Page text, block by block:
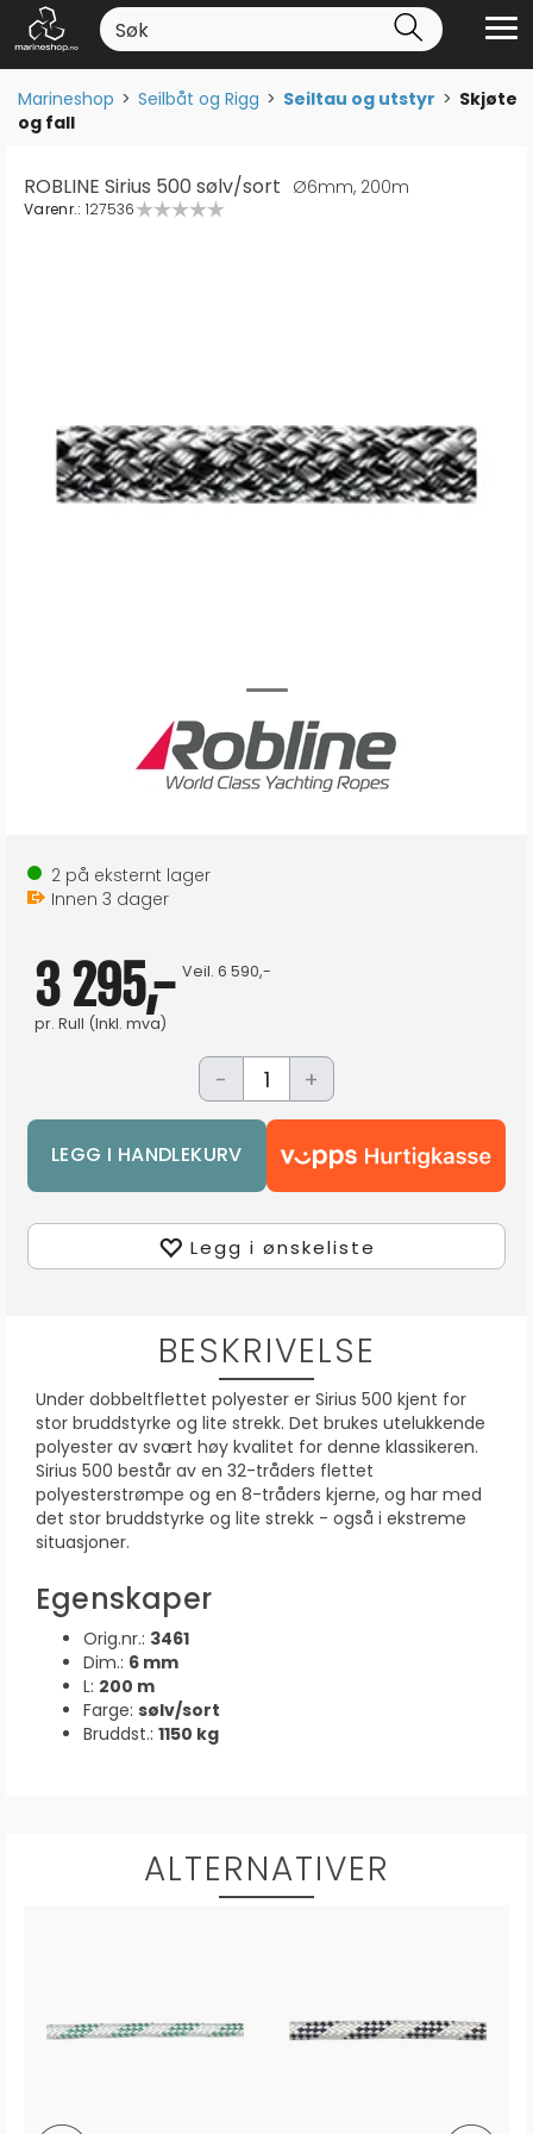
Marineshop>Seilbåt og Rigg>Seiltau og utstyr>Skjøte
og fall
ROBLINE Sirius 500 sølv/sort Ø6mm, 200m
Varenr.: 127536
2 på eksternt lager
Innen 3 dager
3 295,-
pr. Rull (Inkl. mva)
Veil.6 590,-
- +
Legg i ønskeliste
BESKRIVELSE
Under dobbeltflettet polyester er Sirius 500 kjent for
stor bruddstyrke og lite strekk. Det brukes utelukkende
polyester av svært høy kvalitet for denne klassikeren.
Sirius 500 består av en 32-tråders flettet
polyesterstrømpe og en 8-tråders kjerne, og har med
det stor bruddstyrke og lite strekk - også i ekstreme
situasjoner.
Egenskaper
Orig.nr.: 3461
Dim.: 6 mm
L: 200 m
Farge: sølv/sort
Bruddst.: 1150 kg
ALTERNATIVER